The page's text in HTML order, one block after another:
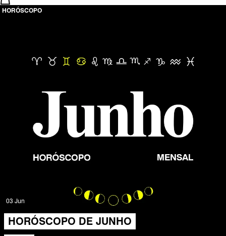
03 Jun
HORÓSCOPO
HORÓSCOPO DE JUNHO